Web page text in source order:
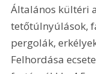
Általános kültéri
tetőtúlnyúlások,
pergolák,
Felhordása